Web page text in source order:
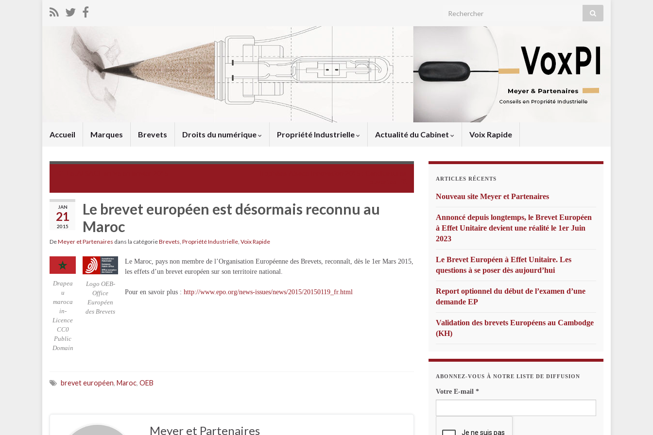
Search for:
Accueil Marques Brevets Droits du numérique Propriété Industrielle Actualité du Cabinet Voix Rapide
JAN
21
2015
Le brevet européen est désormais reconnu au
Maroc
DeMeyer et Partenaires dans la catégorieBrevets, Propriété Industrielle, Voix Rapide
Drapea
u
maroca
in-
Licence
CC0
Public
Domain
Logo OEB-
Office
Européen
des Brevets
Le Maroc, pays non membre de l’Organisation Européenne des Brevets, reconnaît, dès le 1er Mars 2015,
les effets d’un brevet européen sur son territoire national.
Pour en savoir plus : http://www.epo.org/news-issues/news/2015/20150119_fr.html
brevet européen, Maroc, OEB
Meyer et Partenaires
ARTICLES RÉCENTS
Nouveau site Meyer et Partenaires
Annoncé depuis longtemps, le Brevet Européen
à Effet Unitaire devient une réalité le 1er Juin
2023
Le Brevet Européen à Effet Unitaire. Les
questions à se poser dès aujourd’hui
Report optionnel du début de l’examen d’une
demande EP
Validation des brevets Européens au Cambodge
(KH)
ABONNEZ-VOUS À NOTRE LISTE DE DIFFUSION
Votre E-mail *